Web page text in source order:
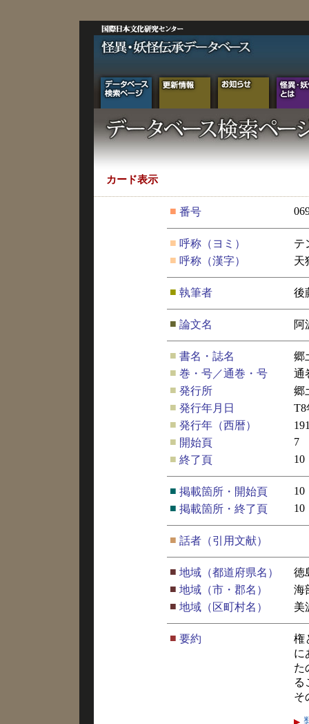
カード表示
■ 番号
■ 呼称（ヨミ）
テ
■ 呼称（漢字） 天
■ 執筆者 後
■ 論文名 阿
■ 書名・誌名
郷
■ 巻・号／通巻・号
通
■ 発行所
郷
■ 発行年月日
T8
■ 発行年（西暦）
■ 開始頁
7
■ 終了頁 10
■ 掲載箇所・開始頁
10
■ 掲載箇所・終了頁 10
■ 話者（引用文献）
■ 地域（都道府県名）
徳
■ 地域（市・郡名）
海
■ 地域（区町村名） 美
■ 要約
権
に
た
る
そ